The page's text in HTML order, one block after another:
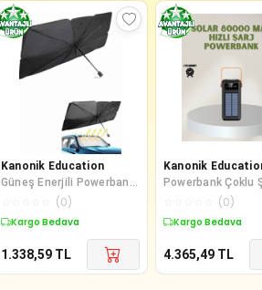
Kanonik Education
Güneş Enerjili Powerbank
Dijital Göstergeli
Taşınabilir Güç Kayna
(0)
Kargo Bedava
1.338,59 TL
Kanonik
Powerbank Çoklu
Girişi 50.000 Mah
Taşınabilir Dijital
(0)
Kargo Bedava
4.365,49 TL